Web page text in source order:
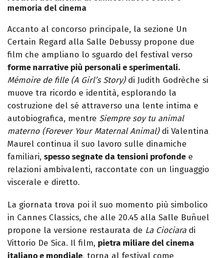
memoria del cinema
Accanto al concorso principale, la sezione Un
Certain Regard alla Salle Debussy propone due
film che ampliano lo sguardo del festival verso
forme narrative più personali e sperimentali.
Mémoire de fille (A Girl’s Story)di Judith Godrèche si
muove tra ricordo e identità, esplorando la
costruzione del sé attraverso una lente intima e
autobiografica, mentre Siempre soy tu animal
materno (Forever Your Maternal Animal)di Valentina
Maurel continua il suo lavoro sulle dinamiche
familiari, spesso segnate da tensioni profonde e
relazioni ambivalenti, raccontate con un linguaggio
viscerale e diretto.
La giornata trova poi il suo momento più simbolico
in Cannes Classics, che alle 20.45 alla Salle Buñuel
propone la versione restaurata de La Ciociaradi
Vittorio De Sica. Il film, pietra miliare del cinema
italiano e mondiale, torna al festival come